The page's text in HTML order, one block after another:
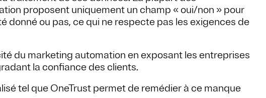
proposent uniquement un champ « oui/non » pour
donné ou pas, ce qui ne respecte pas les exigences de
du marketing automation en exposant les entreprises
la confiance des clients.
tel que OneTrust permet de remédier à ce manque